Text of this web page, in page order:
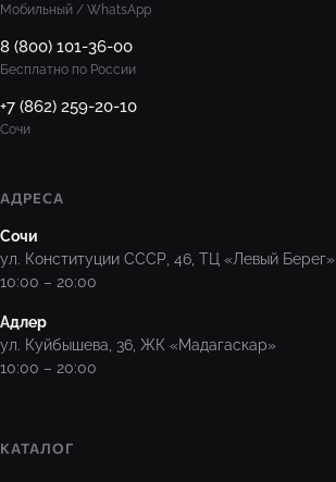
Мобильный / WhatsApp
8 (800) 101-36-00
Бесплатно по России
+7 (862) 259-20-10
Сочи
АДРЕСА
Сочи
ул. Конституции СССР, 46, ТЦ «Левый Берег»
10:00 – 20:00
Адлер
ул. Куйбышева, 36, ЖК «Мадагаскар»
10:00 – 20:00
КАТАЛОГ